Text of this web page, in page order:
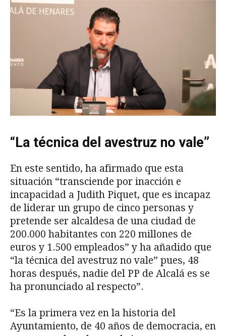
“La técnica del avestruz no vale”
En este sentido, ha afirmado que esta
situación “transciende por inacción e
incapacidad a Judith Piquet, que es incapaz
de liderar un grupo de cinco personas y
pretende ser alcaldesa de una ciudad de
200.000 habitantes con 220 millones de
euros y 1.500 empleados” y ha añadido que
“la técnica del avestruz no vale” pues, 48
horas después, nadie del PP de Alcalá es se
ha pronunciado al respecto”.
“Es la primera vez en la historia del
Ayuntamiento, de 40 años de democracia, en